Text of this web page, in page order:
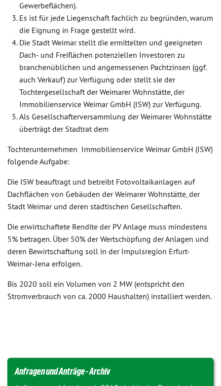
Gewerbeflächen).
Es ist für jede Liegenschaft fachlich zu begründen, warum
die Eignung in Frage gestellt wird.
Die Stadt Weimar stellt die ermittelten und geeigneten
Dach- und Freiflächen potenziellen Investoren zu
branchenüblichen und angemessenen Pachtzinsen (ggf.
auch Verkauf) zur Verfügung oder stellt sie der
Tochtergesellschaft der Weimarer Wohnstätte, der
Immobilienservice Weimar GmbH (ISW) zur Verfügung.
Als Gesellschafterversammlung der Weimarer Wohnstätte
überträgt der Stadtrat dem
Tochterunternehmen Immobilienservice Weimar GmbH (ISW)
folgende Aufgabe:
Die ISW beauftragt und betreibt Fotovoltaikanlagen auf
Dachflächen von Gebäuden der Weimarer Wohnstätte, der
Stadt Weimar und deren städtischen Gesellschaften.
Die erwirtschaftete Rendite der PV Anlage muss mindestens
5% betragen. Über 50% der Wertschöpfung der Anlagen und
deren Bewirtschaftung soll in der Impulsregion Erfurt-
Weimar-Jena erfolgen.
Bis 2020 soll ein Volumen von 2 MW (entspricht den
Stromverbrauch von ca. 2000 Haushalten) installiert werden.
Anfragen und Anträge - Archiv